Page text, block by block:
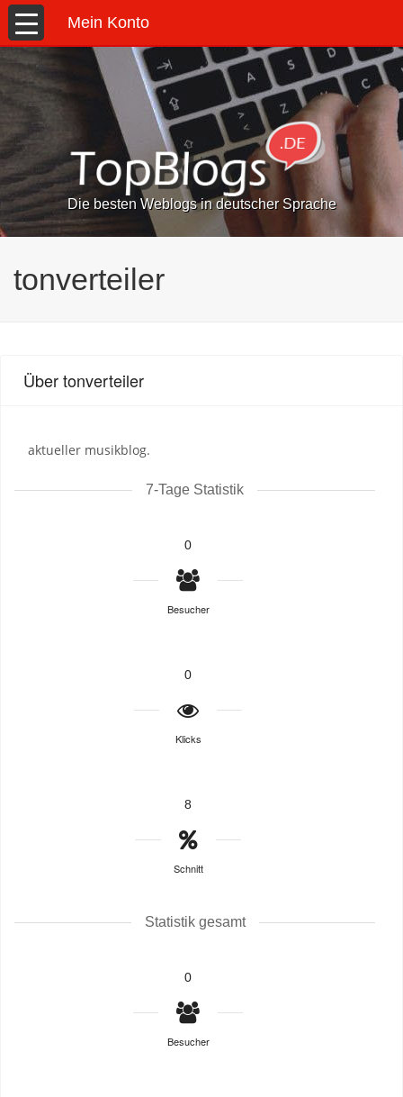
Mein Konto
Die besten Weblogs in deutscher Sprache
tonverteiler
Über tonverteiler
aktueller musikblog.
7-Tage Statistik
0
Besucher
0
Klicks
8
Schnitt
Statistik gesamt
0
Besucher